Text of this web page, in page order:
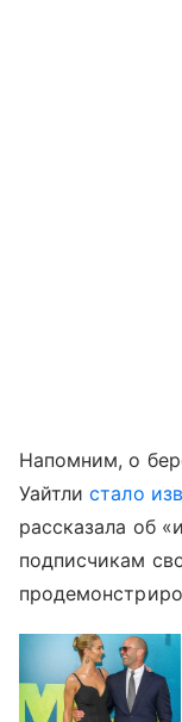
Напомним, о
Уайтлистало
рассказала об
подписчикам